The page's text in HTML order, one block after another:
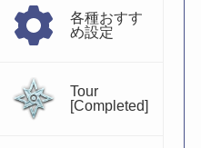
各種おすす
め設定
Tour
[Completed]